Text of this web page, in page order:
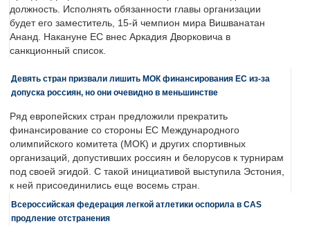
должность. Исполнять обязанности главы организации
будет его заместитель, 15-й чемпион мира Вишванатан
Ананд. Накануне ЕС внес Аркадия Дворковича в
санкционный список.
Девять стран призвали лишить МОК финансирования ЕС из-за
допуска россиян, но они очевидно в меньшинстве
Ряд европейских стран предложили прекратить
финансирование со стороны ЕС Международного
олимпийского комитета (МОК) и других спортивных
организаций, допустивших россиян и белорусов к турнирам
под своей эгидой. С такой инициативой выступила Эстония,
к ней присоединились еще восемь стран.
Всероссийская федерация легкой атлетики оспорила в CAS
продление отстранения